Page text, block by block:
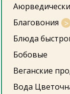
Благовония
Блюда
Бобовые
Веганские
Вода